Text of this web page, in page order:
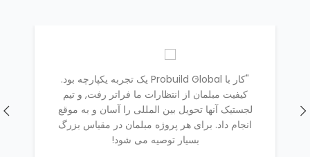
"کار با Probuild Global یک تجربه یکپارچه بود.
کیفیت مبلمان از انتظارات ما فراتر رفت, و تیم
لجستیک آنها تحویل بین المللی را آسان و به موقع
انجام داد. برای هر پروژه مبلمان در مقیاس بزرگ
بسیار توصیه می شود!